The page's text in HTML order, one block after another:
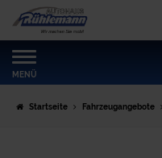
Zum
Hauptinhalt
springen
MENÜ
Startseite Fahrzeugangebote